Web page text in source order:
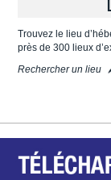
Trouvez le lieu
près de 300 lieux
Rechercher un lieu